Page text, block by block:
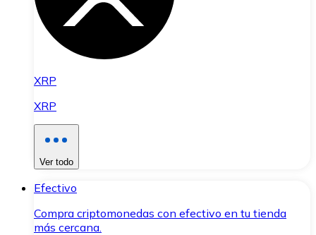
XRP
XRP
Ver todo
Efectivo
Compra criptomonedas con efectivo en tu tienda
más cercana.